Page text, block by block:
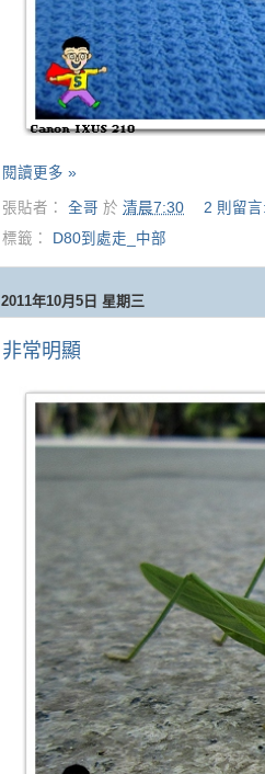
閱讀更多 »
張貼者： 全哥 於 清晨7:30
2 則留
標籤：
D80到處走_中部
2011年10月5日 星期三
非常明顯